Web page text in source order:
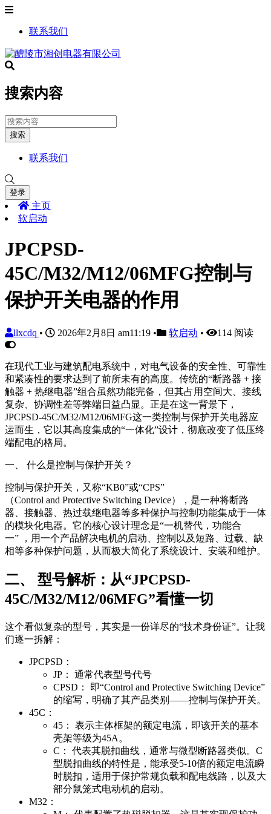
联系我们
搜索内容
搜索
联系我们
登录
主页
软启动
JPCPSD-
45C/M32/M12/06MFG控制与
保护开关电器的作用
llxcdq • 2026年2月8日 am11:19 • 软启动 • 114 阅读
在现代工业与建筑配电系统中，对电气设备的安全性、可靠性
和紧凑性的要求达到了前所未有的高度。传统的“断路器 + 接
触器 + 热继电器”组合虽然功能完备，但其占用空间大、接线
复杂、协调性差等弊端日益凸显。正是在这一背景下，
JPCPSD-45C/M32/M12/06MFG这一类控制与保护开关电器应
运而生，它以其高度集成的“一体化”设计，彻底改变了低压终
端配电的格局。
一、 什么是控制与保护开关？
控制与保护开关，又称“KB0”或“CPS”
（Control and Protective Switching Device），是一种将断路
器、接触器、热过载继电器等多种保护与控制功能集成于一体
的模块化电器。它的核心设计理念是“一机替代，功能合
一” ，用一个产品解决电机的启动、控制以及短路、过载、缺
相等多种保护问题，从而极大简化了系统设计、安装和维护。
二、 型号解析：从“JPCPSD-
45C/M32/M12/06MFG”看懂一切
这个看似复杂的型号，其实是一份详尽的“技术身份证”。让我
们逐一拆解：
JPCPSD：
JP： 通常代表型号代号
CPSD： 即“Control and Protective Switching Device”
的缩写，明确了其产品类别——控制与保护开关。
45C：
45： 表示主体框架的额定电流，即该开关的基本
壳架等级为45A。
C： 代表其脱扣曲线，通常与微型断路器类似。C
型脱扣曲线的特性是，能承受5-10倍的额定电流瞬
时脱扣，适用于保护常规负载和配电线路，以及大
部分鼠笼式电动机的启动。
M32：